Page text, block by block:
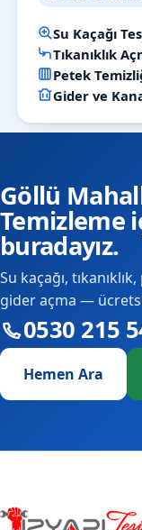
Su Kaçağı
Tıkanıklık
Petek
Gider ve
Göllü
Temizleme
buradayız.
Su kaçağı,
gider açma —
0530 215
Hemen Ara